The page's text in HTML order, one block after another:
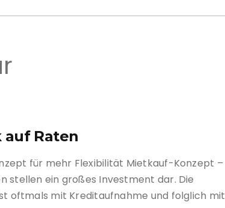
Raten
für mehr Flexibilität Mietkauf-Konzept –
stellen ein großes Investment dar. Die
oftmals mit Kreditaufnahme und folglich mit